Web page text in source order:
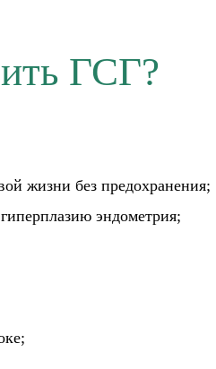
ГСГ?
жизни без предохранения;
эндометрия;